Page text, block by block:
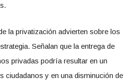
la privatización advierten sobre los
Señalan que la entrega de
privadas podría resultar en un
ciudadanos y en una disminución de